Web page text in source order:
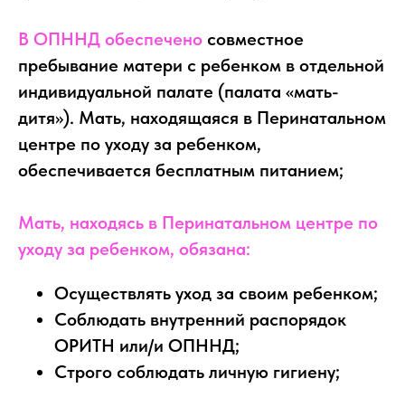
В ОПННД обеспечено совместное
пребывание матери с ребенком в отдельной
индивидуальной палате (палата «мать-
дитя»). Мать, находящаяся в Перинатальном
центре по уходу за ребенком,
обеспечивается бесплатным питанием;
Мать, находясь в Перинатальном центре по
уходу за ребенком, обязана:
Осуществлять уход за своим ребенком;
Соблюдать внутренний распорядок
ОРИТН или/и ОПННД;
Строго соблюдать личную гигиену;